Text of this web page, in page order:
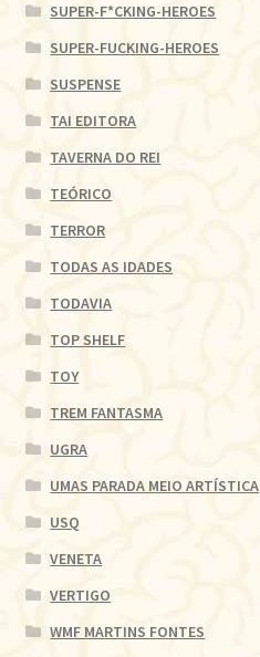
SUPER-F*CKING-HEROES
SUPER-FUCKING-HEROES
SUSPENSE
TAI EDITORA
TAVERNA DO REI
TEÓRICO
TERROR
TODAS AS IDADES
TODAVIA
TOP SHELF
TOY
TREM FANTASMA
UGRA
UMAS PARADA MEIO ARTÍSTICA
USQ
VENETA
VERTIGO
WMF MARTINS FONTES